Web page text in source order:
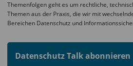
Themenfolgen geht es um rechtliche,
Themen aus der Praxis, die wir mit
Bereichen Datenschutz und
Datenschutz Talk abonnieren